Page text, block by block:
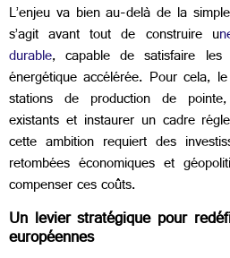
L’enjeu va bien au-delà de la
s’agit avant tout de construire u
durable, capable de satisfaire les
énergétique accélérée. Pour cela,
stations de production de
existants et instaurer un cadre
cette ambition requiert des
retombées économiques et
compenser ces coûts.
Un levier stratégique pour
européennes